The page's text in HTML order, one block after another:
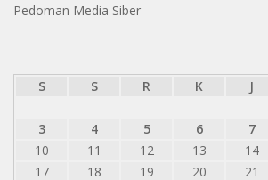
Pedoman Media Siber
S
S R K J
3
4 5 6 7
10
11 12 13 14
17
18 19 20 21